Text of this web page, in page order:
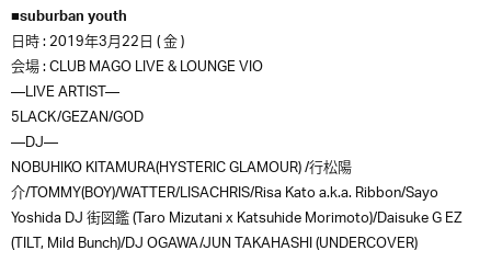
■suburban youth
日時 : 2019年3月22日 ( 金 )
会場 : CLUB MAGO LIVE & LOUNGE VIO
—LIVE ARTIST—
5LACK/GEZAN/GOD
—DJ—
NOBUHIKO KITAMURA(HYSTERIC GLAMOUR) /行松陽
介/TOMMY(BOY)/WATTER/LISACHRIS/Risa Kato a.k.a. Ribbon/Sayo
Yoshida DJ 街図鑑 (Taro Mizutani x Katsuhide Morimoto)/Daisuke G EZ
(TILT, Mild Bunch)/DJ OGAWA/JUN TAKAHASHI (UNDERCOVER)